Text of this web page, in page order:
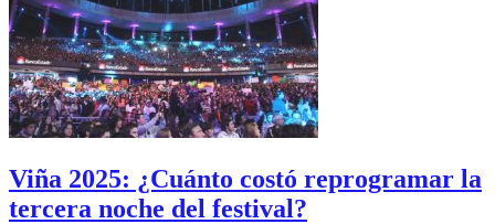
Viña 2025: ¿Cuánto costó reprogramar la
tercera noche del festival?